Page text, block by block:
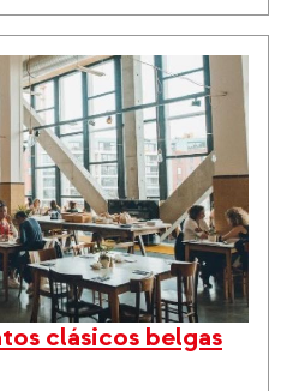
clásicos belgas